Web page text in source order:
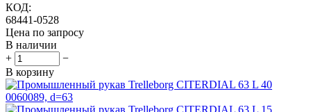
КОД:
68441-0528
Цена по запросу
В наличии
+
−
В корзину